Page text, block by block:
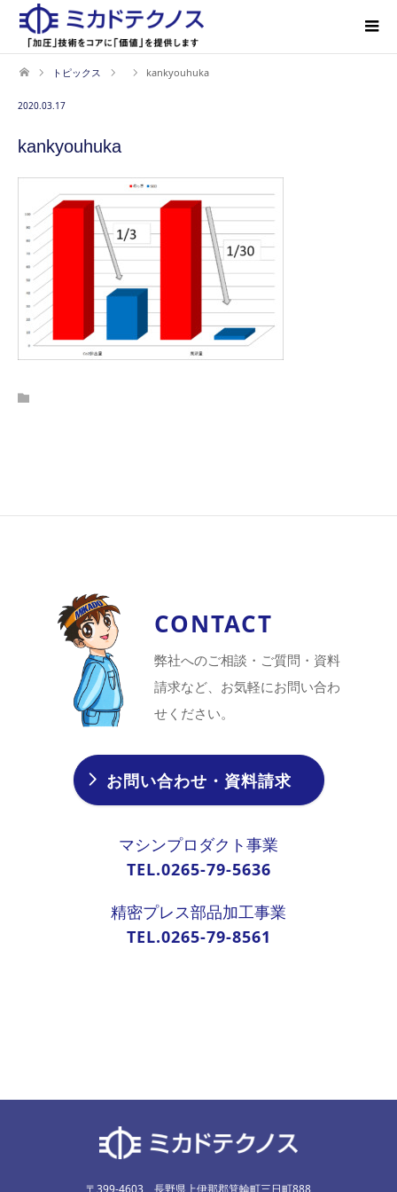
トピックス kankyouhuka
2020.03.17
kankyouhuka
CONTACT
弊社へのご相談・ご質問・資料
請求など、お気軽にお問い合わ
せください。
お問い合わせ・資料請求
マシンプロダクト事業
TEL.0265-79-5636
精密プレス部品加工事業
TEL.0265-79-8561
〒399-4603 長野県上伊那郡箕輪町三日町888